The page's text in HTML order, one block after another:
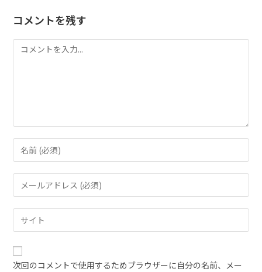
コメントを残す
次回のコメントで使用するためブラウザーに自分の名前、メー